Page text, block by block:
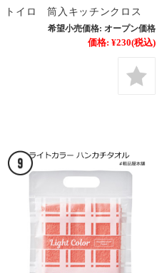
トイロ 筒入キッチンクロス
希望小売価格: オープン価格
価格: ¥230(税込)